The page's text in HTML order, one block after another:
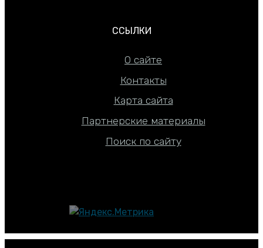
ССЫЛКИ
О сайте
Контакты
Карта сайта
Партнерские материалы
Поиск по сайту